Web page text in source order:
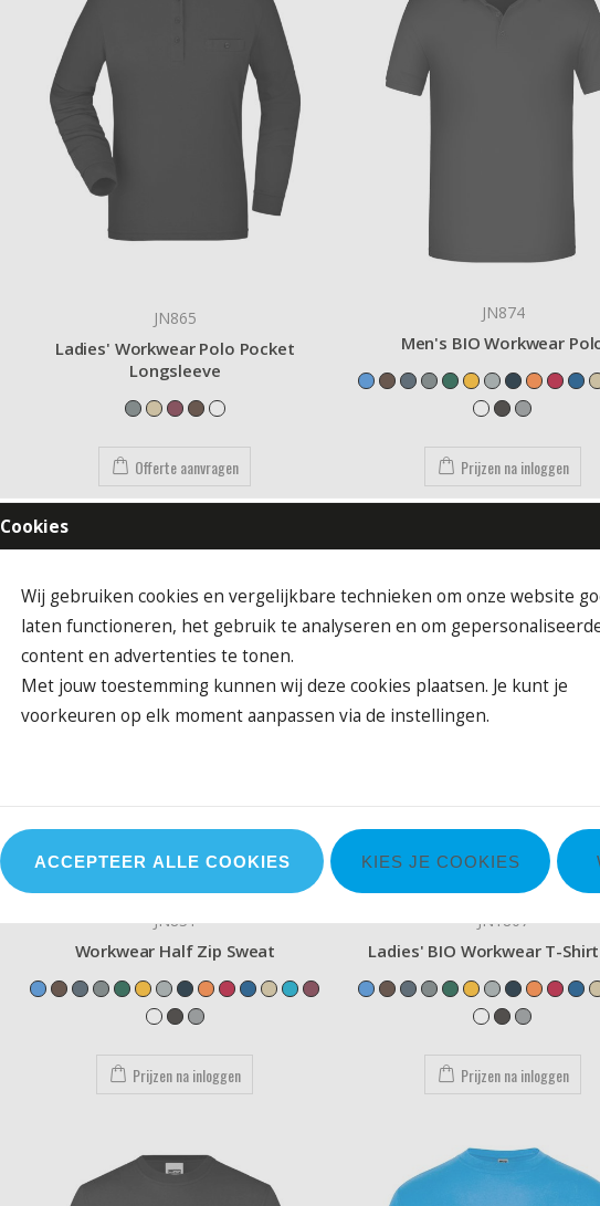
JN865
Ladies' Workwear Polo Pocket
Longsleeve
Offerte aanvragen
JN874
Men's BIO Workwear
Prijzen na inloggen
JN831
Workwear Half Zip Sweat
Prijzen na inloggen
JN1807
Ladies' BIO Workwear T-Shirt
Prijzen na inloggen
Cookies
Wij gebruiken cookies en vergelijkbare technieken om onze website
laten functioneren, het gebruik te analyseren en om
content en advertenties te tonen.
Met jouw toestemming kunnen wij deze cookies plaatsen. Je kunt je
voorkeuren op elk moment aanpassen via de instellingen.
ACCEPTEER ALLE COOKIES KIES JE COOKIES